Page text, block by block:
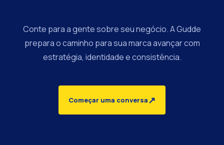
Conte para a gente sobre seu negócio. A Gudde
prepara o caminho para sua marca avançar com
estratégia, identidade e consistência.
Começar uma conversa↗